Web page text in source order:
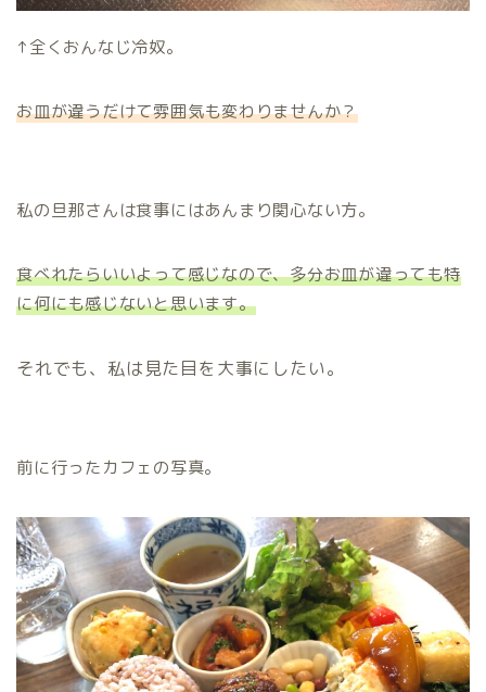
↑全くおんなじ冷奴。
お皿が違うだけて雰囲気も変わりませんか？
私の旦那さんは食事にはあんまり関心ない方。
食べれたらいいよって感じなので、多分お皿が違っても特
に何にも感じないと思います。
それでも、私は見た目を大事にしたい。
前に行ったカフェの写真。